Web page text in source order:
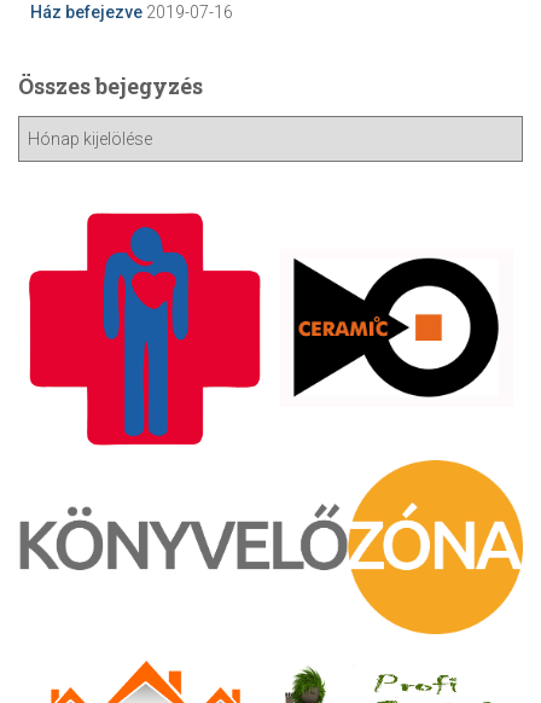
Ház befejezve 2019-07-16
Összes bejegyzés